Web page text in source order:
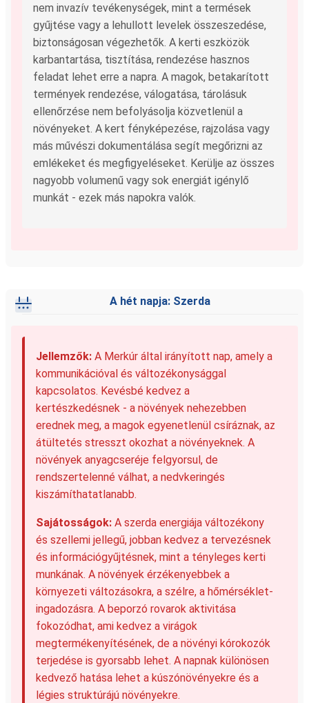
nem invazív tevékenységek, mint a termések
gyűjtése vagy a lehullott levelek összeszedése,
biztonságosan végezhetők. A kerti eszközök
karbantartása, tisztítása, rendezése hasznos
feladat lehet erre a napra. A magok, betakarított
termények rendezése, válogatása, tárolásuk
ellenőrzése nem befolyásolja közvetlenül a
növényeket. A kert fényképezése, rajzolása vagy
más művészi dokumentálása segít megőrizni az
emlékeket és megfigyeléseket. Kerülje az összes
nagyobb volumenű vagy sok energiát igénylő
munkát - ezek más napokra valók.
A hét napja: Szerda
Jellemzők: A Merkúr által irányított nap, amely a
kommunikációval és változékonysággal
kapcsolatos. Kevésbé kedvez a
kertészkedésnek - a növények nehezebben
erednek meg, a magok egyenetlenül csíráznak, az
átültetés stresszt okozhat a növényeknek. A
növények anyagcseréje felgyorsul, de
rendszertelenné válhat, a nedvkeringés
kiszámíthatatlanabb.
Sajátosságok: A szerda energiája változékony
és szellemi jellegű, jobban kedvez a tervezésnek
és információgyűjtésnek, mint a tényleges kerti
munkának. A növények érzékenyebbek a
környezeti változásokra, a szélre, a hőmérséklet-
ingadozásra. A beporzó rovarok aktivitása
fokozódhat, ami kedvez a virágok
megtermékenyítésének, de a növényi kórokozók
terjedése is gyorsabb lehet. A napnak különösen
kedvező hatása lehet a kúszónövényekre és a
légies struktúrájú növényekre.